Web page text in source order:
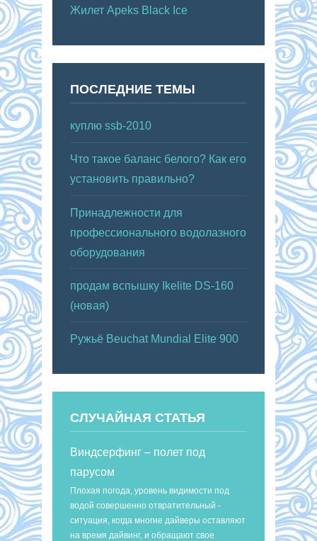
Жилет Apeks Black Ice
ПОСЛЕДНИЕ ТЕМЫ
куплю ssb-2010
Что такое баланс белого? Как его
установить правильно?
Принадлежности для
профессионального водолазного
оборудования
продам вспышку Ikelite DS-160
(новая)
Ружьё Beuchat Mundial Elite 900
СЛУЧАЙНАЯ СТАТЬЯ
Виндсерфинг – полет под
парусом
Плохая погода, уровень видимости под
водой совершенно отвратительный -
ситуация, когда многие дайверы оставляют
на время дайвинг, и обращают свое